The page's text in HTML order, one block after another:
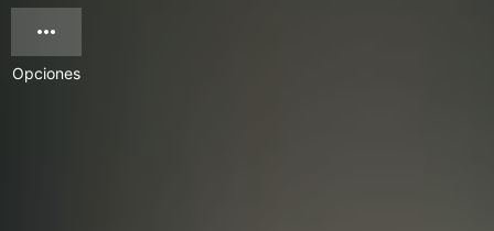
Opciones